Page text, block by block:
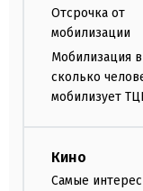
Отсрочка от
мобилизации
Мобилизация
сколько
мобилизует
Кино
Самые